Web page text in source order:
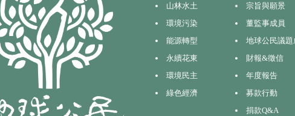
山林水土
環境污染
能源轉型
永續花東
環境民主
綠色經濟
宗旨與願景
董監事成員
地球公民議題
財報&徵信
年度報告
募款行動
捐款Q&A